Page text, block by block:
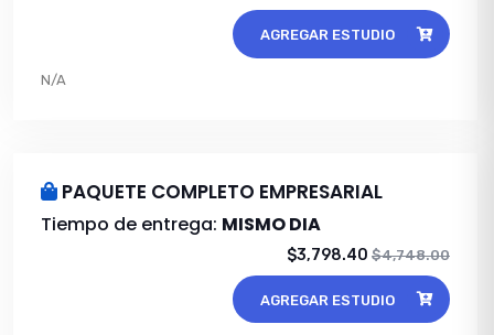
AGREGAR ESTUDIO
N/A
PAQUETE COMPLETO EMPRESARIAL
Tiempo de entrega: MISMO DIA
$3,798.40 $4,748.00
AGREGAR ESTUDIO